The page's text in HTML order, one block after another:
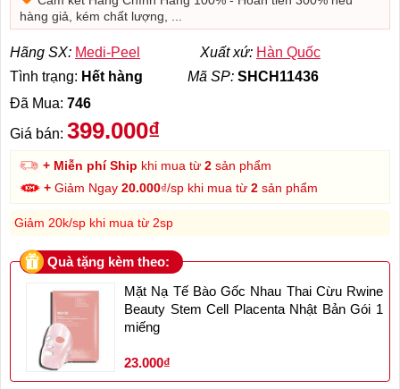
hàng giả, kém chất lượng, ...
Hãng SX: Medi-Peel Xuất xứ: Hàn Quốc
Tình trạng: Hết hàng Mã SP: SHCH11436
Đã Mua: 746
Giá bán: 399.000₫
+ Miễn phí Ship khi mua từ 2 sản phẩm
+ Giảm Ngay20.000₫/sp khi mua từ2 sản phẩm
Giảm 20k/sp khi mua từ 2sp
Quà tặng kèm theo:
Mặt Nạ Tế Bào Gốc Nhau Thai Cừu Rwine
Beauty Stem Cell Placenta Nhật Bản Gói 1
miếng
23.000₫